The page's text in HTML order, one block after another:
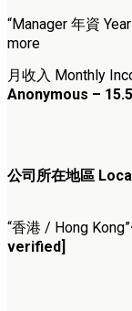
“Manager 年資
more
月收入 Monthly
Anonymous –
公司所在地區
“香港 / Hong Kong”
verified]